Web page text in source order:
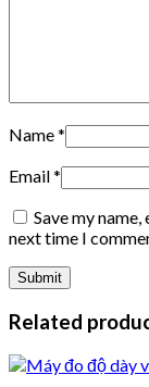
Name*
Email*
Save my
next time I
Related